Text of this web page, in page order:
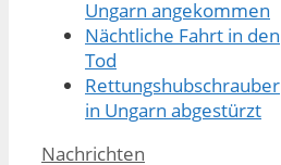
Ungarn angekommen
Nächtliche Fahrt in den
Tod
Rettungshubschrauber
in Ungarn abgestürzt
Kategorien
Nachrichten